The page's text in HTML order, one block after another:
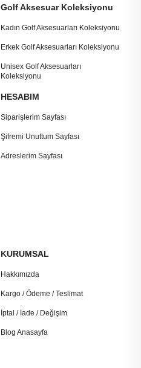
Golf Aksesuar Koleksiyonu
Kadın Golf Aksesuarları Koleksiyonu
Erkek Golf Aksesuarları Koleksiyonu
Unisex Golf Aksesuarları
Koleksiyonu
HESABIM
Siparişlerim Sayfası
Şifremi Unuttum Sayfası
Adreslerim Sayfası
KURUMSAL
Hakkımızda
Kargo / Ödeme / Teslimat
İptal / İade / Değişim
Blog Anasayfa